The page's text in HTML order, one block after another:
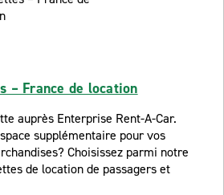
– France de location
auprès Enterprise Rent-A-Car.
supplémentaire pour vos
Choisissez parmi notre
de location de passagers et